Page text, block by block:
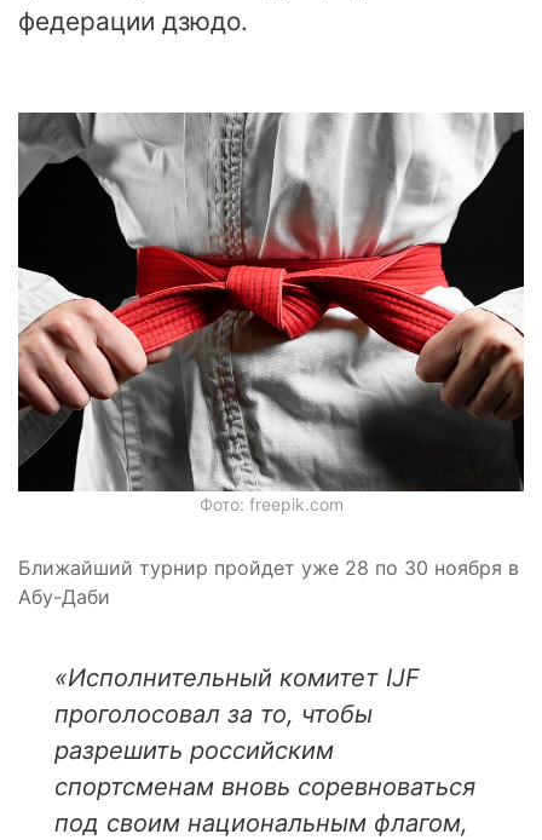
федерации дзюдо.
Фото: freepik.com
Ближайший турнир пройдет уже 28 по 30 ноября в
Абу-Даби
«Исполнительный комитет IJF
проголосовал за то, чтобы
разрешить российским
спортсменам вновь соревноваться
под своим национальным флагом,